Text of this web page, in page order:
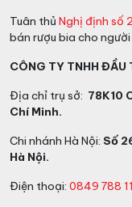
Tuân thủ Nghị định
bán rượu bia cho người
CÔNG TY TNHH ĐẦU
Địa chỉ trụ sở: 78K10
Chí Minh.
Chi nhánh Hà Nội: Số
Hà Nội.
Điện thoại: 0849 788